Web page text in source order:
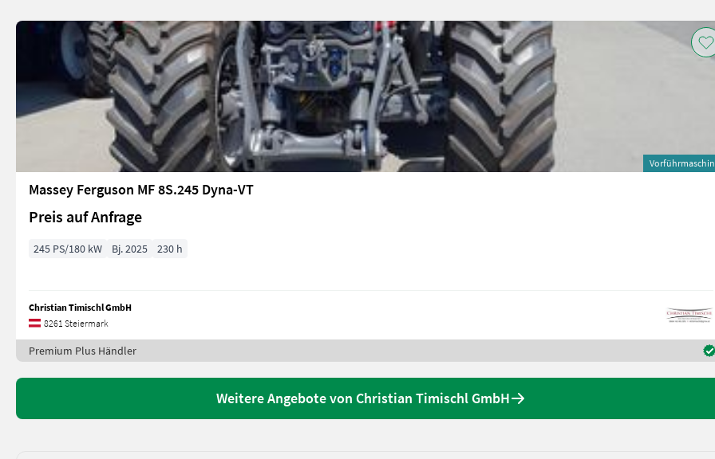
Massey Ferguson MF 8S.245 Dyna-VT
Preis auf Anfrage
245 PS/180 kW Bj. 2025 230 h
Christian Timischl GmbH
8261 Steiermark
Premium Plus Händler
Weitere Angebote von Christian Timischl GmbH